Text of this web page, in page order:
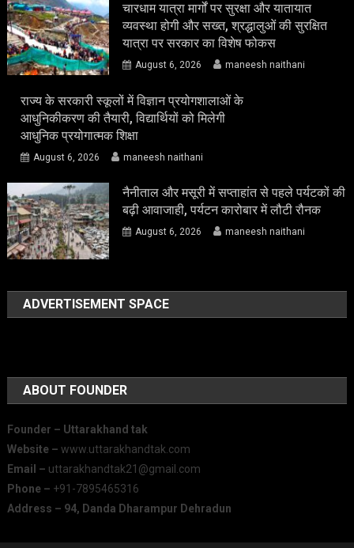
चारधाम यात्रा मार्गों पर सुरक्षा और यातायात
व्यवस्था होगी और सख्त, श्रद्धालुओं की सुरक्षित
यात्रा पर सरकार का विशेष फोकस
August 6, 2026 maneesh naithani
राज्य के सरकारी स्कूलों में विज्ञान प्रयोगशालाओं के
आधुनिकीकरण की तैयारी, विद्यार्थियों को मिलेगी
आधुनिक प्रयोगात्मक शिक्षा
August 6, 2026 maneesh naithani
नैनीताल और मसूरी में सप्ताहांत से पहले पर्यटकों की
बढ़ी आवाजाही, पर्यटन कारोबार में लौटी रौनक
August 6, 2026 maneesh naithani
ADVERTISEMENT SPACE
ABOUT FOUNDER
Founder – Uttarakhand tak
Website – www.uttarakhandtak.com
Email – uttarakhandtak21@gmail.com
Phone – +91-7895465316
Address – 94, Danda Dharampur Dehradun